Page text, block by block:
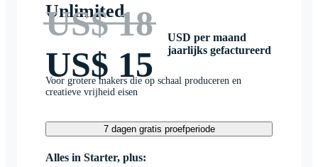
Unlimited
US$ 18
US$ 15
USD per maand
jaarlijks gefactureerd
Voor grotere makers die op schaal produceren en
creatieve vrijheid eisen
7 dagen gratis proefperiode
Alles in Starter, plus: